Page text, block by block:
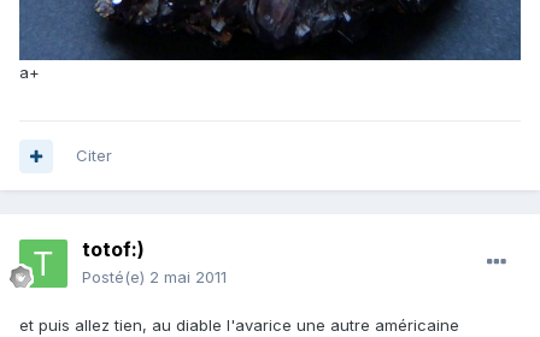
a+
Citer
totof:)
Posté(e) 2 mai 2011
et puis allez tien, au diable l'avarice une autre américaine